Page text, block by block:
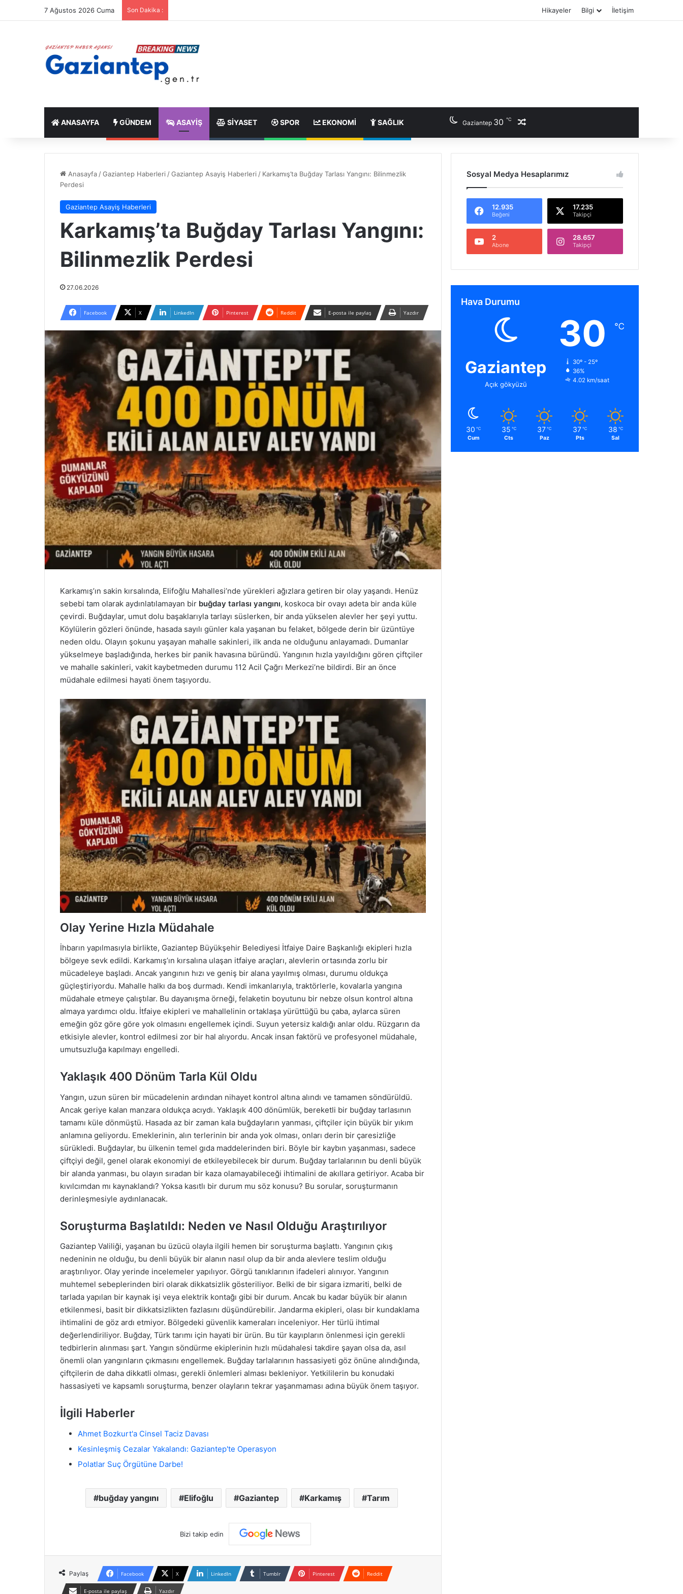
7 Ağustos 2026 Cuma Son Dakika : Hikayeler Bilgi İletişim
ANASAYFA GÜNDEM ASAYIŞ SIYASET SPOR EKONOMI SAĞLIK Gaziantep 30 ℃
Anasayfa /Gaziantep Haberleri /Gaziantep Asayiş Haberleri / Karkamış’ta Buğday Tarlası Yangını: Bilinmezlik
Perdesi
Gaziantep Asayiş Haberleri
Karkamış’ta Buğday Tarlası Yangını:
Bilinmezlik Perdesi
27.06.2026
Facebook X LinkedIn Pinterest Reddit E-posta ile paylaş Yazdır
Karkamış’ın sakin kırsalında, Elifoğlu Mahallesi’nde yürekleri ağızlara getiren bir olay yaşandı. Henüz
sebebi tam olarak aydınlatılamayan bir buğday tarlası yangını, koskoca bir ovayı adeta bir anda küle
çevirdi. Buğdaylar, umut dolu başaklarıyla tarlayı süslerken, bir anda yükselen alevler her şeyi yuttu.
Köylülerin gözleri önünde, hasada sayılı günler kala yaşanan bu felaket, bölgede derin bir üzüntüye
neden oldu. Olayın şokunu yaşayan mahalle sakinleri, ilk anda ne olduğunu anlayamadı. Dumanlar
yükselmeye başladığında, herkes bir panik havasına büründü. Yangının hızla yayıldığını gören çiftçiler
ve mahalle sakinleri, vakit kaybetmeden durumu 112 Acil Çağrı Merkezi’ne bildirdi. Bir an önce
müdahale edilmesi hayati önem taşıyordu.
Olay Yerine Hızla Müdahale
İhbarın yapılmasıyla birlikte, Gaziantep Büyükşehir Belediyesi İtfaiye Daire Başkanlığı ekipleri hızla
bölgeye sevk edildi. Karkamış’ın kırsalına ulaşan itfaiye araçları, alevlerin ortasında zorlu bir
mücadeleye başladı. Ancak yangının hızı ve geniş bir alana yayılmış olması, durumu oldukça
güçleştiriyordu. Mahalle halkı da boş durmadı. Kendi imkanlarıyla, traktörlerle, kovalarla yangına
müdahale etmeye çalıştılar. Bu dayanışma örneği, felaketin boyutunu bir nebze olsun kontrol altına
almaya yardımcı oldu. İtfaiye ekipleri ve mahallelinin ortaklaşa yürüttüğü bu çaba, aylarca süren
emeğin göz göre göre yok olmasını engellemek içindi. Suyun yetersiz kaldığı anlar oldu. Rüzgarın da
etkisiyle alevler, kontrol edilmesi zor bir hal alıyordu. Ancak insan faktörü ve profesyonel müdahale,
umutsuzluğa kapılmayı engelledi.
Yaklaşık 400 Dönüm Tarla Kül Oldu
Yangın, uzun süren bir mücadelenin ardından nihayet kontrol altına alındı ve tamamen söndürüldü.
Ancak geriye kalan manzara oldukça acıydı. Yaklaşık 400 dönümlük, bereketli bir buğday tarlasının
tamamı küle dönmüştü. Hasada az bir zaman kala buğdayların yanması, çiftçiler için büyük bir yıkım
anlamına geliyordu. Emeklerinin, alın terlerinin bir anda yok olması, onları derin bir çaresizliğe
sürükledi. Buğdaylar, bu ülkenin temel gıda maddelerinden biri. Böyle bir kaybın yaşanması, sadece
çiftçiyi değil, genel olarak ekonomiyi de etkileyebilecek bir durum. Buğday tarlalarının bu denli büyük
bir alanda yanması, bu olayın sıradan bir kaza olamayabileceği ihtimalini de akıllara getiriyor. Acaba bir
kıvılcımdan mı kaynaklandı? Yoksa kasıtlı bir durum mu söz konusu? Bu sorular, soruşturmanın
derinleşmesiyle aydınlanacak.
Soruşturma Başlatıldı: Neden ve Nasıl Olduğu Araştırılıyor
Gaziantep Valiliği, yaşanan bu üzücü olayla ilgili hemen bir soruşturma başlattı. Yangının çıkış
nedeninin ne olduğu, bu denli büyük bir alanın nasıl olup da bir anda alevlere teslim olduğu
araştırılıyor. Olay yerinde incelemeler yapılıyor. Görgü tanıklarının ifadeleri alınıyor. Yangının
muhtemel sebeplerinden biri olarak dikkatsizlik gösteriliyor. Belki de bir sigara izmariti, belki de
tarlada yapılan bir kaynak işi veya elektrik kontağı gibi bir durum. Ancak bu kadar büyük bir alanın
etkilenmesi, basit bir dikkatsizlikten fazlasını düşündürebilir. Jandarma ekipleri, olası bir kundaklama
ihtimalini de göz ardı etmiyor. Bölgedeki güvenlik kameraları inceleniyor. Her türlü ihtimal
değerlendiriliyor. Buğday, Türk tarımı için hayati bir ürün. Bu tür kayıpların önlenmesi için gerekli
tedbirlerin alınması şart. Yangın söndürme ekiplerinin hızlı müdahalesi takdire şayan olsa da, asıl
önemli olan yangınların çıkmasını engellemek. Buğday tarlalarının hassasiyeti göz önüne alındığında,
çiftçilerin de daha dikkatli olması, gerekli önlemleri alması bekleniyor. Yetkililerin bu konudaki
hassasiyeti ve kapsamlı soruşturma, benzer olayların tekrar yaşanmaması adına büyük önem taşıyor.
İlgili Haberler
Ahmet Bozkurt'a Cinsel Taciz Davası
Kesinleşmiş Cezalar Yakalandı: Gaziantep'te Operasyon
Polatlar Suç Örgütüne Darbe!
buğday yangını Elifoğlu Gaziantep Karkamış Tarım
Bizi takip edin
Paylaş Facebook X LinkedIn Tumblr Pinterest Reddit
E-posta ile paylaş Yazdır
Sosyal Medya Hesaplarımız
12.935
Beğeni
17.235
Takipçi
2
Abone
28.657
Takipçi
Hava Durumu
Gaziantep
Açık gökyüzü
30 ℃
30º - 25º
36%
4.02 km/saat
30 ℃
Cum
35 ℃
Cts
37 ℃
Paz
37 ℃
Pts
38 ℃
Sal